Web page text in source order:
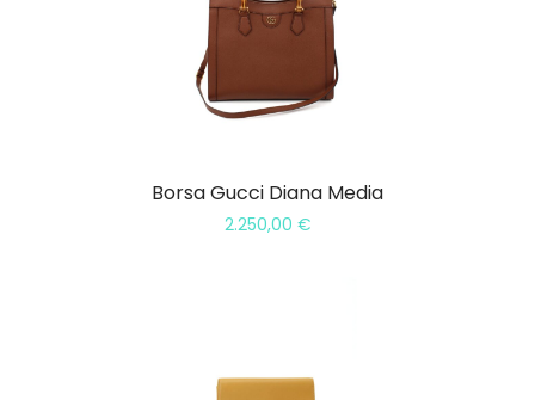
Borsa Gucci Diana Media
2.250,00 €